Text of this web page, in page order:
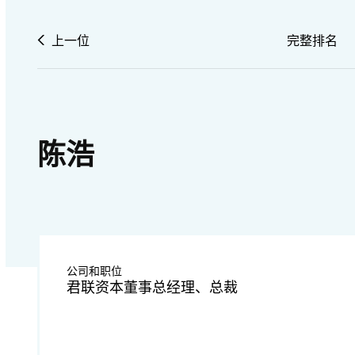
上一位 完整排名
陈浩
公司和职位
君联资本董事总经理、总裁